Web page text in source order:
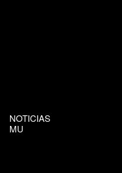
NOTICIAS
MU